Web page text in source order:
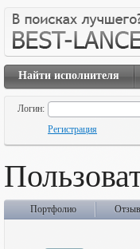
Найти исполнителя
Логин:
Регистрация
Портфолио